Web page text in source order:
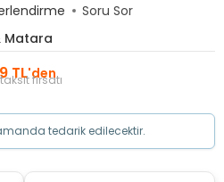
Soru Sor
Matara
TL'den
fırsatı
tedarik edilecektir.